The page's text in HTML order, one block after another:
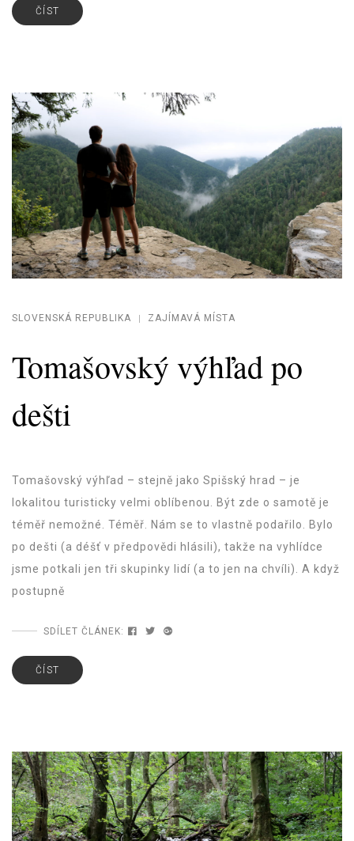
ČÍST
SLOVENSKÁ REPUBLIKA ZAJÍMAVÁ MÍSTA
Tomašovský výhľad po
dešti
Tomašovský výhľad – stejně jako Spišský hrad – je
lokalitou turisticky velmi oblíbenou. Být zde o samotě je
téměř nemožné. Téměř. Nám se to vlastně podařilo. Bylo
po dešti (a déšť v předpovědi hlásili), takže na vyhlídce
jsme potkali jen tři skupinky lidí (a to jen na chvíli). A když
postupně
SDÍLET ČLÁNEK:
ČÍST